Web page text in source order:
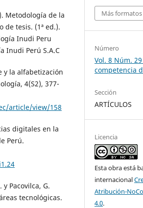
Metodología de la
de tesis. (1ª ed.).
Inudi Peru
Inudi Perú S.A.C
y la alfabetización
4(S2), 377-
article/view/158
digitales en la
Perú.
Pacovilca, G.
tecnológicas.
Más
Número
Vol. 8 Núm.
competencia
Sección
ARTÍCULOS
Licencia
Esta obra está
internacional
Atribución-
4.0.